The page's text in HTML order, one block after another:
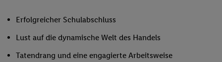
Erfolgreicher Schulabschluss
Lust auf die dynamische Welt des Handels
Tatendrang und eine engagierte Arbeitsweise